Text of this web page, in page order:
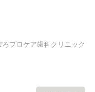
ろプロケア歯科クリニック